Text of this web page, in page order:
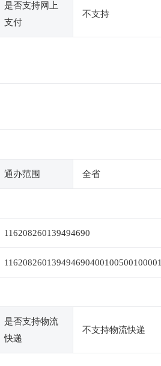
是否支持网上
支付
不支持
通办范围 全省
116208260139494690
116208260139494690400100500100001
是否支持物流
快递
不支持物流快递